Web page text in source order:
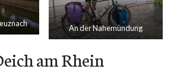
An der Nahemündung
am Rhein